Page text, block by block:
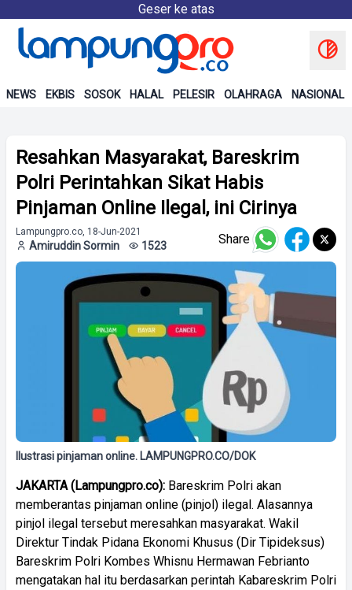
Geser ke atas
NEWS EKBIS SOSOK HALAL PELESIR OLAHRAGA NASIONAL
Resahkan Masyarakat, Bareskrim
Polri Perintahkan Sikat Habis
Pinjaman Online Ilegal, ini Cirinya
Lampungpro.co, 18-Jun-2021
Amiruddin Sormin 1523 Share
Ilustrasi pinjaman online. LAMPUNGPRO.CO/DOK
JAKARTA (Lampungpro.co): Bareskrim Polri akan
memberantas pinjaman online (pinjol) ilegal. Alasannya
pinjol ilegal tersebut meresahkan masyarakat. Wakil
Direktur Tindak Pidana Ekonomi Khusus (Dir Tipideksus)
Bareskrim Polri Kombes Whisnu Hermawan Febrianto
mengatakan hal itu berdasarkan perintah Kabareskrim Polri